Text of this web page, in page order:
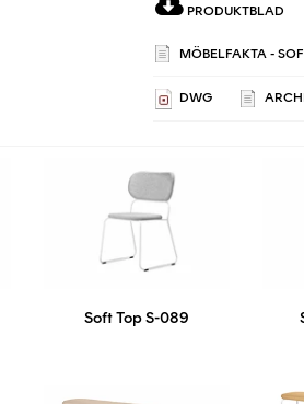
PRODUKTBLAD
MÖBELFAKTA -
DWG
Soft Top S-089